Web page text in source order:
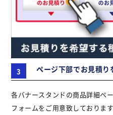
ページ下部でお見積
各バナースタンドの商品詳細ペ
フォームをご用意致しております